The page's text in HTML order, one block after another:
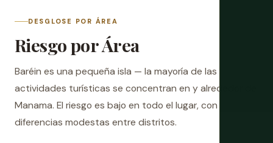
DESGLOSE POR ÁREA
Riesgo por Área
Baréin es una pequeña isla — la mayoría de las
actividades turísticas se concentran en y alrededor de
Manama. El riesgo es bajo en todo el lugar, con
diferencias modestas entre distritos.